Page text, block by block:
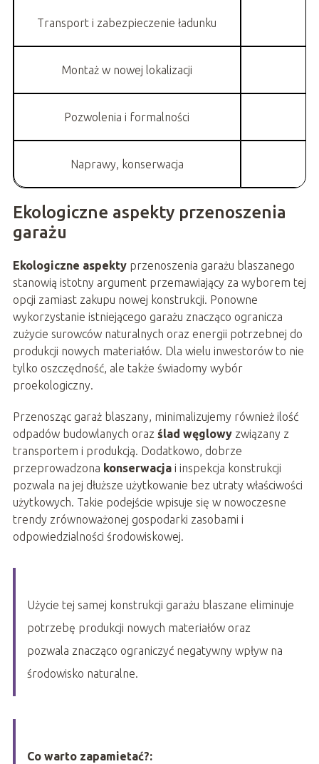
Transport i zabezpieczenie ładunku
Montaż w nowej lokalizacji
Pozwolenia i formalności
Naprawy, konserwacja
Ekologiczne aspekty przenoszenia
garażu
Ekologiczne aspektyprzenoszenia garażu blaszanego
stanowią istotny argument przemawiający za wyborem tej
opcji zamiast zakupu nowej konstrukcji. Ponowne
wykorzystanie istniejącego garażu znacząco ogranicza
zużycie surowców naturalnych oraz energii potrzebnej do
produkcji nowych materiałów. Dla wielu inwestorów to nie
tylko oszczędność, ale także świadomy wybór
proekologiczny.
Przenosząc garaż blaszany, minimalizujemy również ilość
odpadów budowlanych oraz ślad węglowyzwiązany z
transportem i produkcją. Dodatkowo, dobrze
przeprowadzona konserwacjai inspekcja konstrukcji
pozwala na jej dłuższe użytkowanie bez utraty właściwości
użytkowych. Takie podejście wpisuje się w nowoczesne
trendy zrównoważonej gospodarki zasobami i
odpowiedzialności środowiskowej.
Użycie tej samej konstrukcji garażu blaszane eliminuje
potrzebę produkcji nowych materiałów oraz
pozwala znacząco ograniczyć negatywny wpływ na
środowisko naturalne.
Co warto zapamietać?: